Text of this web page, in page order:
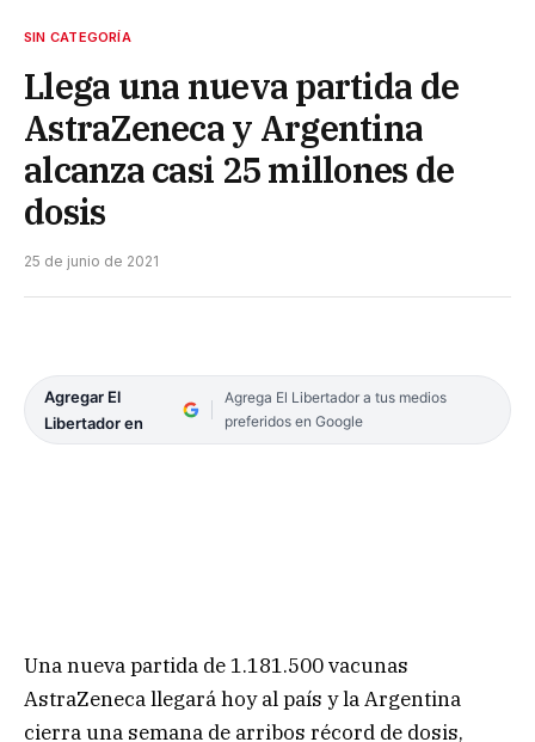
SIN CATEGORÍA
Llega una nueva partida de
AstraZeneca y Argentina
alcanza casi 25 millones de
dosis
25 de junio de 2021
Agregar El
Libertador en
Agrega El Libertador a tus medios
preferidos en Google
Una nueva partida de 1.181.500 vacunas
AstraZeneca llegará hoy al país y la Argentina
cierra una semana de arribos récord de dosis,